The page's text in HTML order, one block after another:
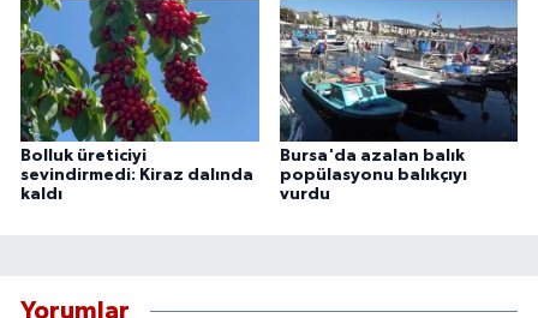
Bolluk üreticiyi
sevindirmedi: Kiraz dalında
kaldı
Bursa'da azalan balık
popülasyonu balıkçıyı
vurdu
Yorumlar